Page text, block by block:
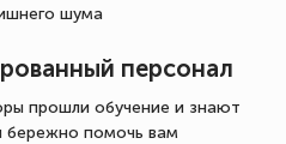
шума
персонал
прошли обучение и знают
бережно помочь вам